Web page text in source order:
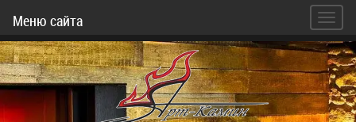
Меню сайта